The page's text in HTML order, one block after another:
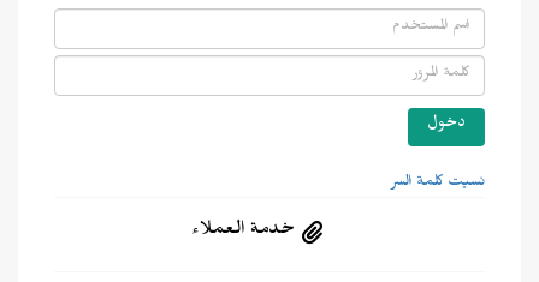
نسيت كلمة السر
خدمة العملاء